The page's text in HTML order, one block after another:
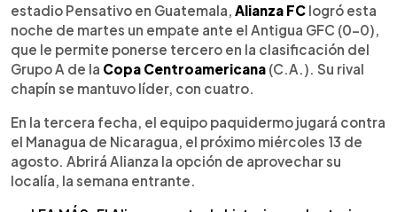
estadio Pensativo en Guatemala, Alianza FC logró esta
noche de martes un empate ante el Antigua GFC (0-0),
que le permite ponerse tercero en la clasificación del
Grupo A de la Copa Centroamericana (C.A.). Su rival
chapín se mantuvo líder, con cuatro.
En la tercera fecha, el equipo paquidermo jugará contra
el Managua de Nicaragua, el próximo miércoles 13 de
agosto. Abrirá Alianza la opción de aprovechar su
localía, la semana entrante.